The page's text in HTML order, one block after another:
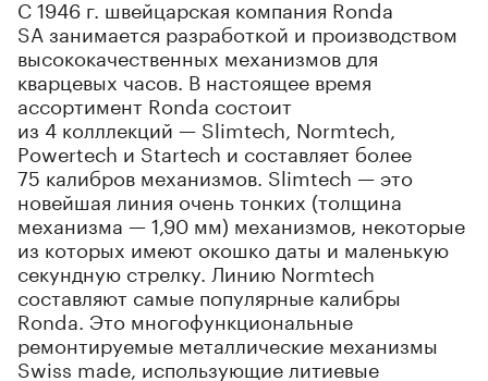
С 1946 г. швейцарская компания Ronda
SA занимается разработкой и производством
высококачественных механизмов для
кварцевых часов. В настоящее время
ассортимент Ronda состоит
из 4 колллекций — Slimtech, Normtech,
Powertech и Startech и составляет более
75 калибров механизмов. Slimtech — это
новейшая линия очень тонких (толщина
механизма — 1,90 мм) механизмов, некоторые
из которых имеют окошко даты и маленькую
секундную стрелку. Линию Normtech
составляют самые популярные калибры
Ronda. Это многофункциональные
ремонтируемые металлические механизмы
Swiss made, использующие литиевые